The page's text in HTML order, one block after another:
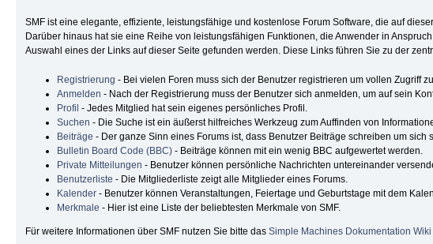
SMF ist eine elegante, effiziente, leistungsfähige und kostenlose Forum Software, die auf
Darüber hinaus hat sie eine Reihe von leistungsfähigen Funktionen, die Anwender in
Auswahl eines der Links auf dieser Seite gefunden werden. Diese Links führen Sie zu der
Registrierung - Bei vielen Foren muss sich der Benutzer registrieren um vollen Zugriff
Anmelden - Nach der Registrierung muss der Benutzer sich anmelden, um auf sein
Profil - Jedes Mitglied hat sein eigenes persönliches Profil.
Suchen - Die Suche ist ein äußerst hilfreiches Werkzeug zum Auffinden von
Beiträge - Der ganze Sinn eines Forums ist, dass Benutzer Beiträge schreiben um sich
Bulletin Board Code (BBC) - Beiträge können mit ein wenig BBC aufgewertet werden.
Private Mitteilungen - Benutzer können persönliche Nachrichten untereinander
Benutzerliste - Die Mitgliederliste zeigt alle Mitglieder eines Forums.
Kalender - Benutzer können Veranstaltungen, Feiertage und Geburtstage mit dem
Merkmale - Hier ist eine Liste der beliebtesten Merkmale von SMF.
Für weitere Informationen über SMF nutzen Sie bitte dasSimple Machines Dokumentation Wiki